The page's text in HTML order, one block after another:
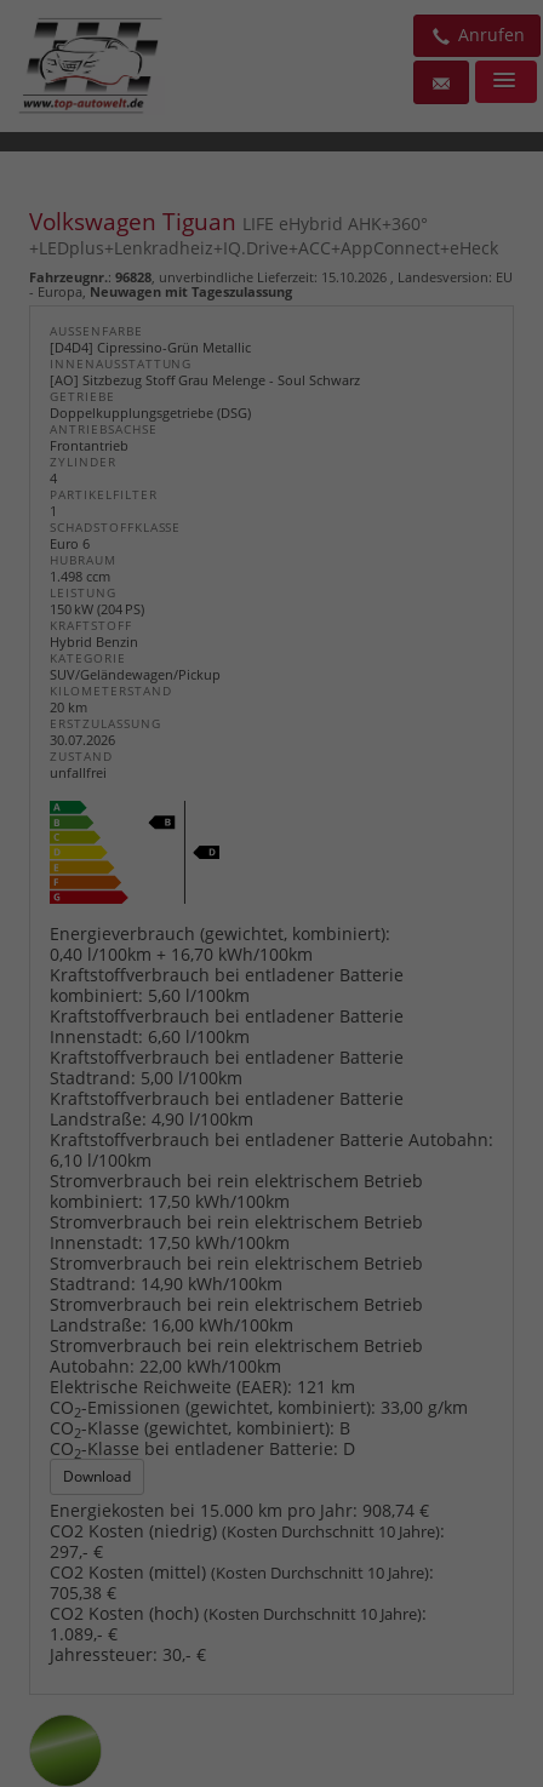
Anrufen
Volkswagen Tiguan LIFE eHybrid AHK+360°
+LEDplus+Lenkradheiz+IQ.Drive+ACC+AppConnect+eHeck
Fahrzeugnr.: 96828 , unverbindliche Lieferzeit: 15.10.2026 , Landesversion: EU
- Europa,Neuwagen mit Tageszulassung
AUSSENFARBE
[D4D4] Cipressino-Grün Metallic
INNENAUSSTATTUNG
[AO] Sitzbezug Stoff Grau Melenge - Soul Schwarz
GETRIEBE
Doppelkupplungsgetriebe (DSG)
ANTRIEBSACHSE
Frontantrieb
ZYLINDER
4
PARTIKELFILTER
1
SCHADSTOFFKLASSE
Euro 6
HUBRAUM
1.498 ccm
LEISTUNG
150 kW (204 PS)
KRAFTSTOFF
Hybrid Benzin
KATEGORIE
SUV/Geländewagen/Pickup
KILOMETERSTAND
20 km
ERSTZULASSUNG
30.07.2026
ZUSTAND
unfallfrei
Energieverbrauch (gewichtet, kombiniert):
0,40 l/100km + 16,70 kWh/100km
Kraftstoffverbrauch bei entladener Batterie
kombiniert: 5,60 l/100km
Kraftstoffverbrauch bei entladener Batterie
Innenstadt: 6,60 l/100km
Kraftstoffverbrauch bei entladener Batterie
Stadtrand: 5,00 l/100km
Kraftstoffverbrauch bei entladener Batterie
Landstraße: 4,90 l/100km
Kraftstoffverbrauch bei entladener Batterie Autobahn:
6,10 l/100km
Stromverbrauch bei rein elektrischem Betrieb
kombiniert: 17,50 kWh/100km
Stromverbrauch bei rein elektrischem Betrieb
Innenstadt: 17,50 kWh/100km
Stromverbrauch bei rein elektrischem Betrieb
Stadtrand: 14,90 kWh/100km
Stromverbrauch bei rein elektrischem Betrieb
Landstraße: 16,00 kWh/100km
Stromverbrauch bei rein elektrischem Betrieb
Autobahn: 22,00 kWh/100km
Elektrische Reichweite (EAER): 121 km
CO2-Emissionen (gewichtet, kombiniert): 33,00 g/km
CO2-Klasse (gewichtet, kombiniert): B
CO2-Klasse bei entladener Batterie: D
Download
Energiekosten bei 15.000 km pro Jahr: 908,74 €
CO2 Kosten (niedrig) (Kosten Durchschnitt 10 Jahre):
297,- €
CO2 Kosten (mittel) (Kosten Durchschnitt 10 Jahre):
705,38 €
CO2 Kosten (hoch) (Kosten Durchschnitt 10 Jahre):
1.089,- €
Jahressteuer: 30,- €